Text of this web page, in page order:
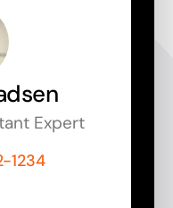
Expert
1234